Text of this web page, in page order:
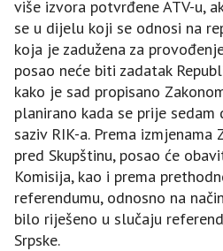
više izvora potvrđene ATV-u,
se u dijelu koji se odnosi na
koja je zadužena za
posao neće biti zadatak
kako je sad propisano
planirano kada se prije
saziv RIK-a. Prema izmjenama
pred Skupštinu, posao će
Komisija, kao i prema
referendumu, odnosno na
bilo riješeno u slučaju
Srpske.